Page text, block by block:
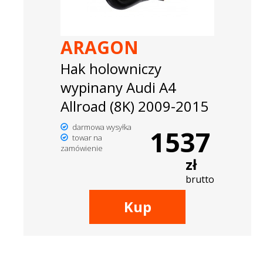
ARAGON
Hak holowniczy
wypinany Audi A4
Allroad (8K) 2009-2015
darmowa wysyłka
towar na
zamówienie
1537
zł
brutto
Kup